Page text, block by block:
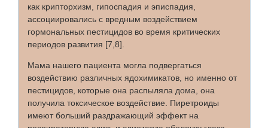
как крипторхизм, гипоспадия и эписпадия,
ассоциировались с вредным воздействием
гормональных пестицидов во время критических
периодов развития [7,8].
Мама нашего пациента могла подвергаться
воздействию различных ядохимикатов, но именно от
пестицидов, которые она распыляла дома, она
получила токсическое воздействие. Пиретроиды
имеют больший раздражающий эффект на